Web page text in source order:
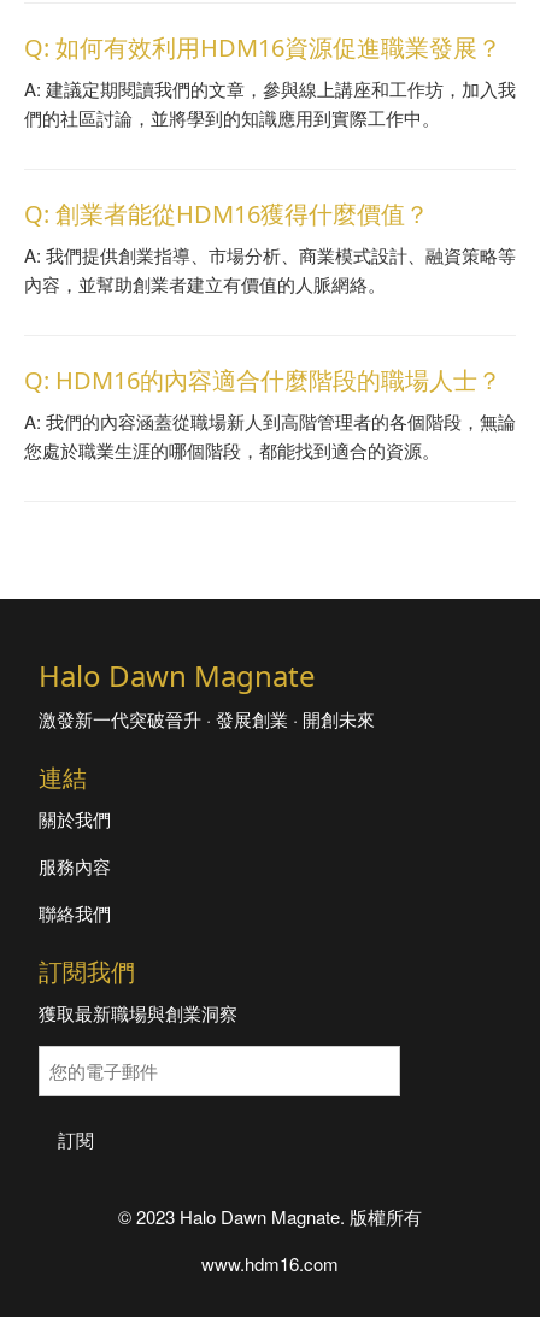
Q: 如何有效利用HDM16資源促進職業發展？
A: 建議定期閱讀我們的文章，參與線上講座和工作坊，加入我
們的社區討論，並將學到的知識應用到實際工作中。
Q: 創業者能從HDM16獲得什麼價值？
A: 我們提供創業指導、市場分析、商業模式設計、融資策略等
內容，並幫助創業者建立有價值的人脈網絡。
Q: HDM16的內容適合什麼階段的職場人士？
A: 我們的內容涵蓋從職場新人到高階管理者的各個階段，無論
您處於職業生涯的哪個階段，都能找到適合的資源。
Halo Dawn Magnate
激發新一代突破晉升 · 發展創業 · 開創未來
連結
關於我們
服務內容
聯絡我們
訂閱我們
獲取最新職場與創業洞察
訂閱
© 2023 Halo Dawn Magnate. 版權所有
www.hdm16.com